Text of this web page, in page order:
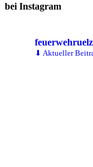
bei Instagram
⬇ Aktueller